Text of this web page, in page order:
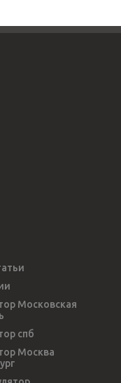
Московская
спб
Москва